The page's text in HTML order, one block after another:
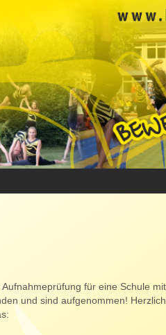
für eine Schule
und sind aufgenommen!